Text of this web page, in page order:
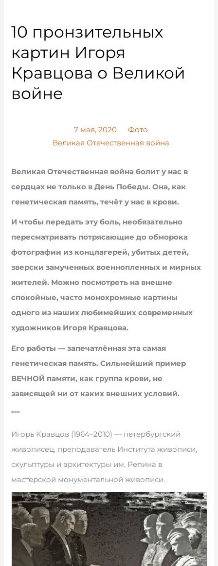
10 пронзительных
картин Игоря
Кравцова о Великой
войне
7 мая, 2020
Фото
Великая Отечественная война
Великая Отечественная война болит у нас в
сердцах не только в День Победы. Она, как
генетическая память, течёт у нас в крови.
И чтобы передать эту боль, необязательно
пересматривать потрясающие до обморока
фотографии из концлагерей, убитых детей,
зверски замученных военнопленных и мирных
жителей. Можно посмотреть на внешне
спокойные, часто монохромные картины
одного из наших любимейших современных
художников Игоря Кравцова.
Его работы — запечатлённая эта самая
генетическая память. Сильнейший пример
ВЕЧНОЙ памяти, как группа крови, не
зависящей ни от каких внешних условий.
***
Игорь Кравцов (1964–2010) — петербургский
живописец, преподаватель Института живописи,
скульптуры и архитектуры им. Репина в
мастерской монументальной живописи.